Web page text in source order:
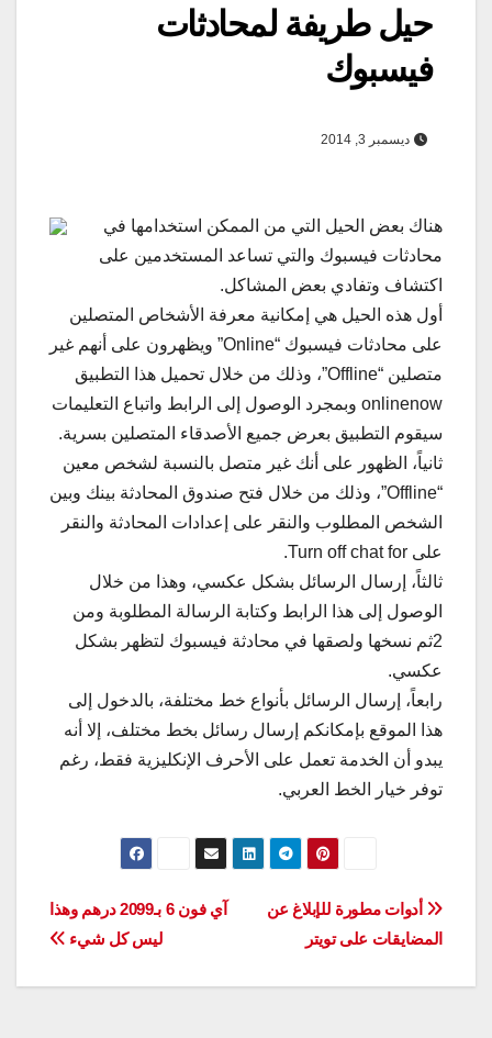
حيل طريفة لمحادثات
فيسبوك
ديسمبر 3, 2014
هناك بعض الحيل التي من الممكن استخدامها في
محادثات فيسبوك والتي تساعد المستخدمين على
اكتشاف وتفادي بعض المشاكل.
أول هذه الحيل هي إمكانية معرفة الأشخاص المتصلين
على محادثات فيسبوك “Online” ويظهرون على أنهم غير
متصلين “Offline”، وذلك من خلال تحميل هذا التطبيق
onlinenow وبمجرد الوصول إلى الرابط واتباع التعليمات
سيقوم التطبيق بعرض جميع الأصدقاء المتصلين بسرية.
ثانياً، الظهور على أنك غير متصل بالنسبة لشخص معين
“Offline”، وذلك من خلال فتح صندوق المحادثة بينك وبين
الشخص المطلوب والنقر على إعدادات المحادثة والنقر
على Turn off chat for.
ثالثاً، إرسال الرسائل بشكل عكسي، وهذا من خلال
الوصول إلى هذا الرابط وكتابة الرسالة المطلوبة ومن
2ثم نسخها ولصقها في محادثة فيسبوك لتظهر بشكل
عكسي.
رابعاً، إرسال الرسائل بأنواع خط مختلفة، بالدخول إلى
هذا الموقع بإمكانكم إرسال رسائل بخط مختلف، إلا أنه
يبدو أن الخدمة تعمل على الأحرف الإنكليزية فقط، رغم
توفر خيار الخط العربي.
تصفّح
المقالات
آي فون 6 بـ2099 درهم وهذا
ليس كل شيء
أدوات مطورة للإبلاغ عن
المضايقات على تويتر